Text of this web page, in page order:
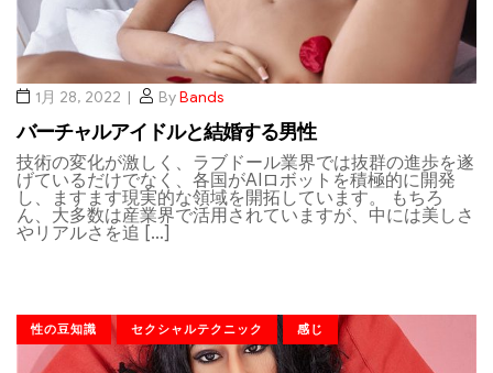
1月 28, 2022 ByBands
バーチャルアイドルと結婚する男性
技術の変化が激しく、ラブドール業界では抜群の進歩を遂
げているだけでなく、各国がAIロボットを積極的に開発
し、ますます現実的な領域を開拓しています。 もちろ
ん、大多数は産業界で活用されていますが、中には美しさ
やリアルさを追 […]
性の豆知識 セクシャルテクニック 感じ